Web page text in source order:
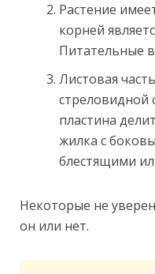
Растение
корней
Питательные
Листовая
стреловидной
пластина
жилка с
блестящими
Некоторые не
он или нет.